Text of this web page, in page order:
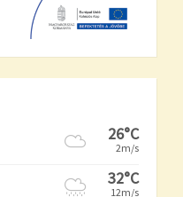
26°C
2m/s
32°C
12m/s